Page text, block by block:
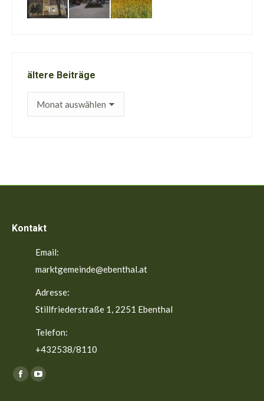
ältere Beiträge
ältere
Kontakt
Email:
marktgemeinde@ebenthal.at
Adresse:
Stillfriederstraße 1, 2251 Ebenthal
Telefon:
+432538/8110
Finden Sie uns auf:
FacebookYouTube